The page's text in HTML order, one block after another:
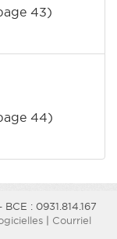
43)
44)
BCE : 0931.814.167
| Courriel